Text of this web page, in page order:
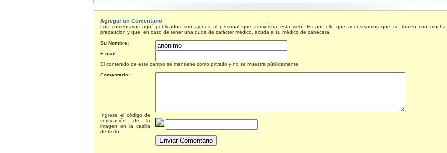
Agregar un Comentario
Los comentarios aquí publicados son ajenos al personal que administra esta web. Es por ello que aconsejamos que se tomen con mucha
precaución y que, en caso de tener una duda de carácter médico, acuda a su médico de cabecera.
Su Nombre:
E-mail:
El contenido de este campo se mantiene como privado y no se muestra públicamente.
Comentario:
Ingrese el código de
verificación de la
imagen en la casilla
de texto: